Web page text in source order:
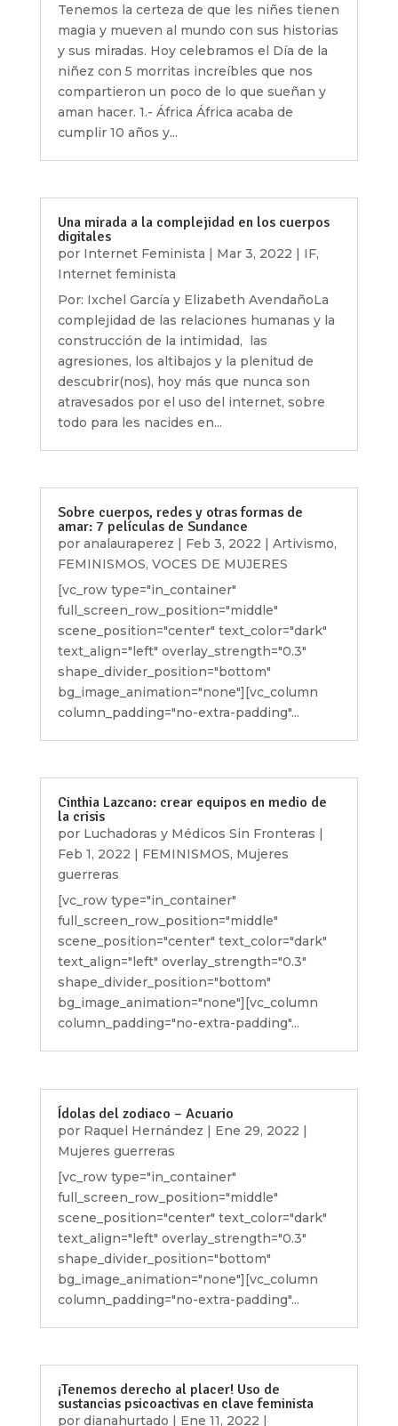
Tenemos la certeza de que les niñes tienen
magia y mueven al mundo con sus historias
y sus miradas. Hoy celebramos el Día de la
niñez con 5 morritas increíbles que nos
compartieron un poco de lo que sueñan y
aman hacer. 1.- África África acaba de
cumplir 10 años y...
Una mirada a la complejidad en los cuerpos
digitales
por Internet Feminista | Mar 3, 2022 | IF,
Internet feminista
Por: Ixchel García y Elizabeth AvendañoLa
complejidad de las relaciones humanas y la
construcción de la intimidad, las
agresiones, los altibajos y la plenitud de
descubrir(nos), hoy más que nunca son
atravesados por el uso del internet, sobre
todo para les nacides en...
Sobre cuerpos, redes y otras formas de
amar: 7 películas de Sundance
por analauraperez | Feb 3, 2022 | Artivismo,
FEMINISMOS, VOCES DE MUJERES
[vc_row type="in_container"
full_screen_row_position="middle"
scene_position="center" text_color="dark"
text_align="left" overlay_strength="0.3"
shape_divider_position="bottom"
bg_image_animation="none"][vc_column
column_padding="no-extra-padding"...
Cinthia Lazcano: crear equipos en medio de
la crisis
por Luchadoras y Médicos Sin Fronteras
Feb 1, 2022
FEMINISMOS, Mujeres
guerreras
[vc_row type="in_container"
full_screen_row_position="middle"
scene_position="center" text_color="dark"
text_align="left" overlay_strength="0.3"
shape_divider_position="bottom"
bg_image_animation="none"][vc_column
column_padding="no-extra-padding"...
Ídolas del zodiaco – Acuario
por Raquel Hernández | Ene 29, 2022 |
Mujeres guerreras
[vc_row type="in_container"
full_screen_row_position="middle"
scene_position="center" text_color="dark"
text_align="left" overlay_strength="0.3"
shape_divider_position="bottom"
bg_image_animation="none"][vc_column
column_padding="no-extra-padding"...
¡Tenemos derecho al placer! Uso de
sustancias psicoactivas en clave feminista
por dianahurtado | Ene 11, 2022 |